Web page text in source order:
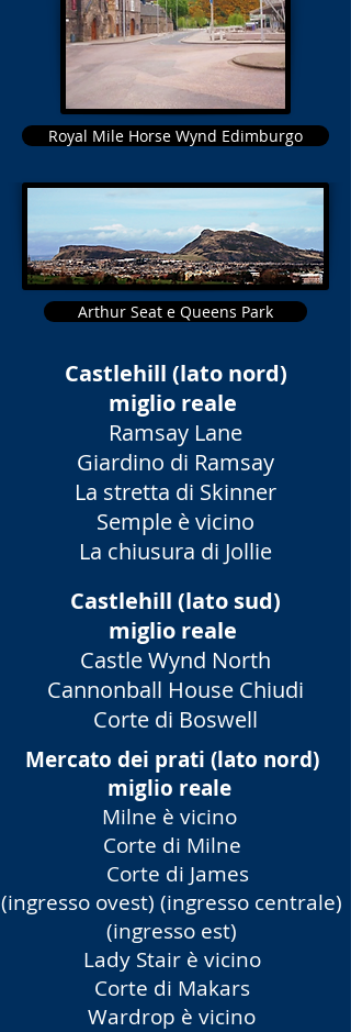
Royal Mile Horse Wynd Edimburgo
Arthur Seat e Queens Park
Castlehill (lato nord)
miglio reale
Ramsay Lane
Giardino di Ramsay
La stretta di Skinner
Semple è vicino
La chiusura di Jollie
Castlehill (lato sud)
miglio reale
Castle Wynd North
Cannonball House Chiudi
Corte di Boswell
Mercato dei prati (lato nord)
miglio reale
Milne è vicino
Corte di Milne
Corte di James
(ingresso ovest) (ingresso centrale)
(ingresso est)
Lady Stair è vicino
Corte di Makars
Wardrop è vicino